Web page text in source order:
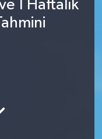
1 Haftalık